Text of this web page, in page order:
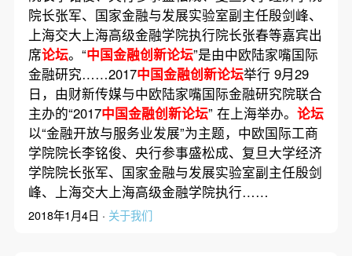
院长张军、国家金融与发展实验室副主任殷剑峰、
上海交大上海高级金融学院执行院长张春等嘉宾出
席论坛。“中国金融创新论坛”是由中欧陆家嘴国际
金融研究……2017中国金融创新论坛举行 9月29
日，由财新传媒与中欧陆家嘴国际金融研究院联合
主办的“2017中国金融创新论坛” 在上海举办。 论坛
以“金融开放与服务业发展”为主题，中欧国际工商
学院院长李铭俊、央行参事盛松成、复旦大学经济
学院院长张军、国家金融与发展实验室副主任殷剑
峰、上海交大上海高级金融学院执行……
2018年1月4日 · 关于我们